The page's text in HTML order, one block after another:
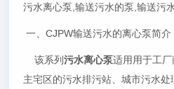
污水离心泵,输送污水的泵,输送污
一、CJPW输送污水的离心泵简介
该系列污水离心泵适用用于工厂
主宅区的污水排污站、城市污水处